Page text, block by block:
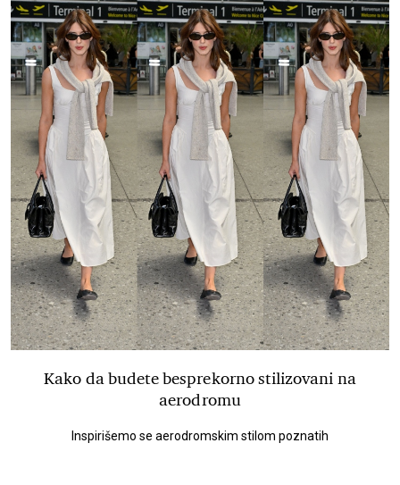
Kako da budete besprekorno stilizovani na
aerodromu
Inspirišemo se aerodromskim stilom poznatih